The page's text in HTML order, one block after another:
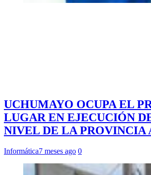
UCHUMAYO OCUPA EL
LUGAR EN EJECUCIÓN
NIVEL DE LA PROVINCIA
Informática7 meses ago 0